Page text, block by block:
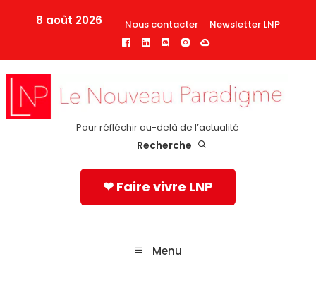
8 août 2026 Nous contacter Newsletter LNP
Pour réfléchir au-delà de l’actualité
Recherche
❤ Faire vivre LNP
Menu